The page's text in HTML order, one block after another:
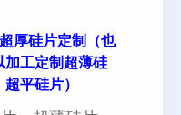
厚硅片定制（也
加工定制超薄硅
超平硅片）